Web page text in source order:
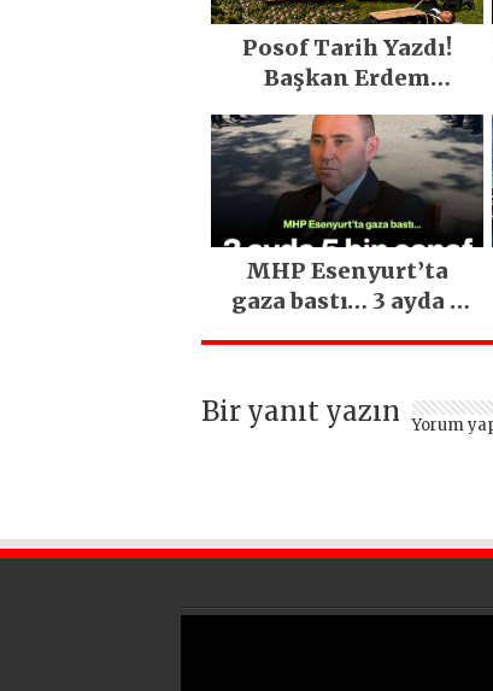
Posof Tarih Yazdı!
Başkan Erdem
Emeğiyle Son Yılların
En Büyük Festivali
Gerçekleşti
MHP Esenyurt’ta
gaza bastı… 3 ayda 5
Bir yanıt yazın Yorum